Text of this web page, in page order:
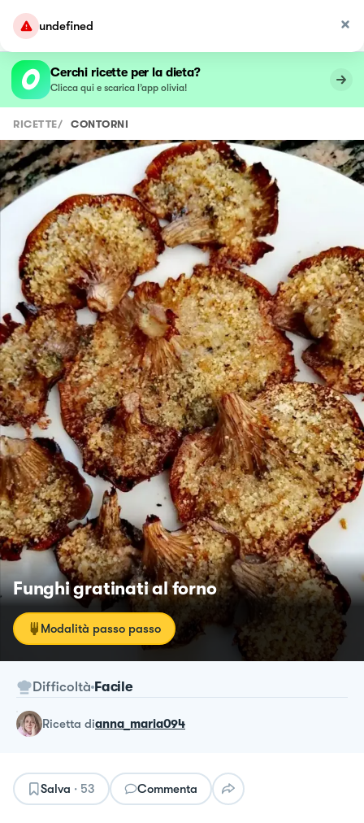
undefined
Cerchi ricette per la dieta?
Clicca qui e scarica l’app olivia!
RICETTE/ CONTORNI
Funghi gratinati al forno
Modalità passo passo
Difficoltà Facile
ricetta dianna_maria094
Salva · 53 Commenta